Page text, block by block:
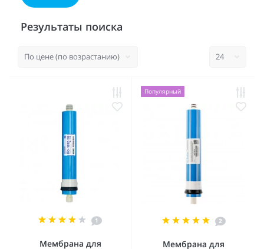
Результаты поиска
1
Мембрана для
Популярный
2
Мембрана для